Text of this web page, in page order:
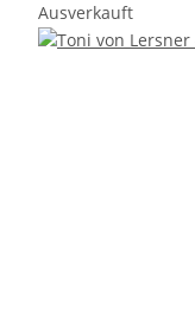
Ausverkauft